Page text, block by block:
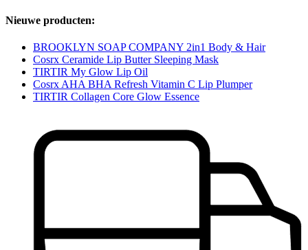
Nieuwe producten:
BROOKLYN SOAP COMPANY 2in1 Body & Hair
Cosrx Ceramide Lip Butter Sleeping Mask
TIRTIR My Glow Lip Oil
Cosrx AHA BHA Refresh Vitamin C Lip Plumper
TIRTIR Collagen Core Glow Essence